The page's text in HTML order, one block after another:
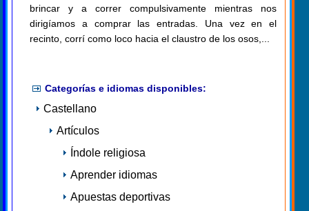
brincar y a correr compulsivamente mientras nos
dirigíamos a comprar las entradas. Una vez en el
recinto, corrí como loco hacia el claustro de los osos,...
Categorías e idiomas disponibles:
Castellano
Artículos
Índole religiosa
Aprender idiomas
Apuestas deportivas